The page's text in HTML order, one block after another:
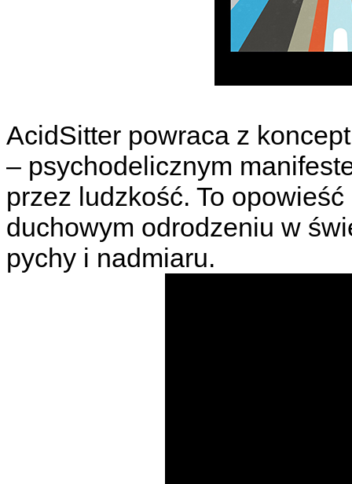
AcidSitter powraca z
– psychodelicznym
przez ludzkość. To
duchowym odrodzeniu w
pychy i nadmiaru.